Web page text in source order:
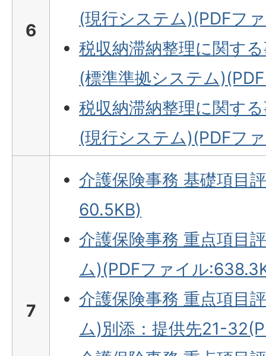
6
(現行システム)(PDFフ
税収納滞納整理に関す
(標準準拠システム
税収納滞納整理に関す
(現行システム)(PDFフ
7
介護保険事務 基礎項目
60.5KB)
介護保険事務 重点項目
ム)(PDFファイル
介護保険事務 重点項目
ム)別添：提供先21-